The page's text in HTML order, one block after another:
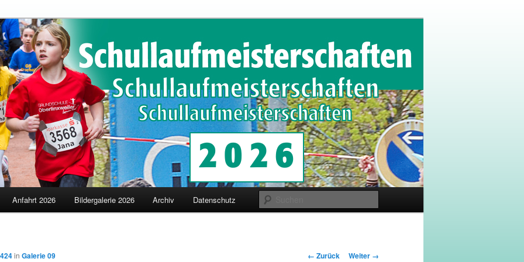
in Merzig
Anfahrt 2026 Bildergalerie 2026 Archiv Datenschutz
Bilder-
← Zurück Weiter →
in Galerie 09